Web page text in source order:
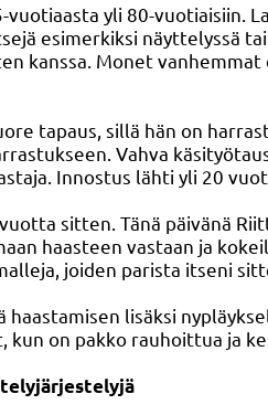
yli 80-vuotiaisiin.
esimerkiksi näyttelyssä
kanssa. Monet
tapaus, sillä hän on
Vahva
Innostus lähti yli 20
sitten. Tänä päivänä
haasteen vastaan ja
joiden parista itseni
lisäksi
on pakko rauhoittua ja